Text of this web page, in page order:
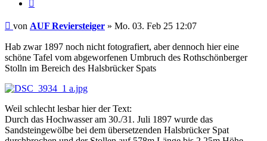
Beitrag
von AUF Reviersteiger » Mo. 03. Feb 25 12:07
Hab zwar 1897 noch nicht fotografiert, aber dennoch hier eine
schöne Tafel vom abgeworfenen Umbruch des Rothschönberger
Stolln im Bereich des Halsbrücker Spats
Weil schlecht lesbar hier der Text:
Durch das Hochwasser am 30./31. Juli 1897 wurde das
Sandsteingewölbe bei dem übersetzenden Halsbrücker Spat